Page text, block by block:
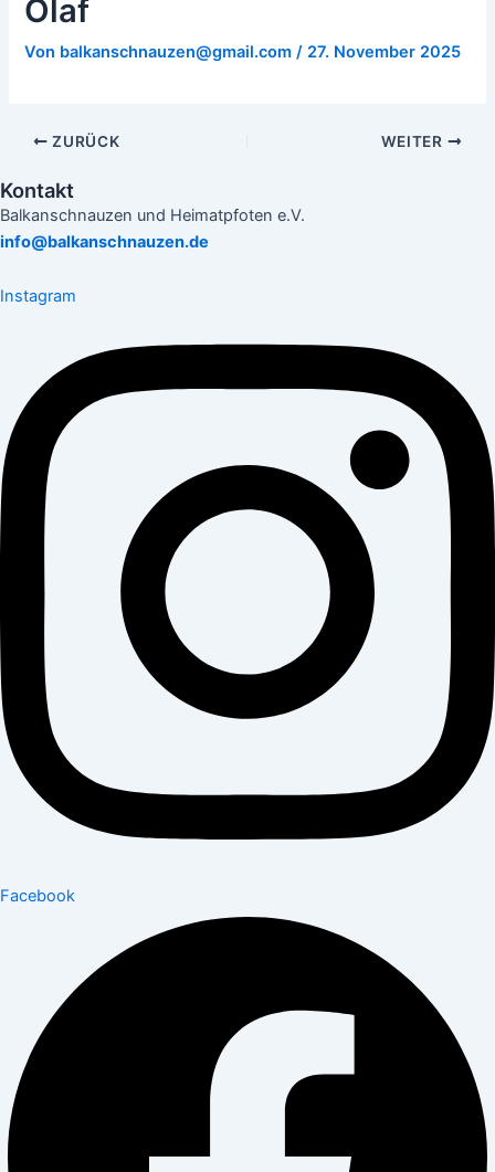
Olaf
Von balkanschnauzen@gmail.com/ 27. November 2025
ZURÜCK WEITER
Kontakt
Balkanschnauzen und Heimatpfoten e.V.
info@balkanschnauzen.de
Instagram
Facebook